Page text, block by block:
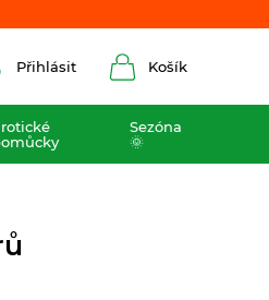
Přihlásit Košík
Sezóna
🌞